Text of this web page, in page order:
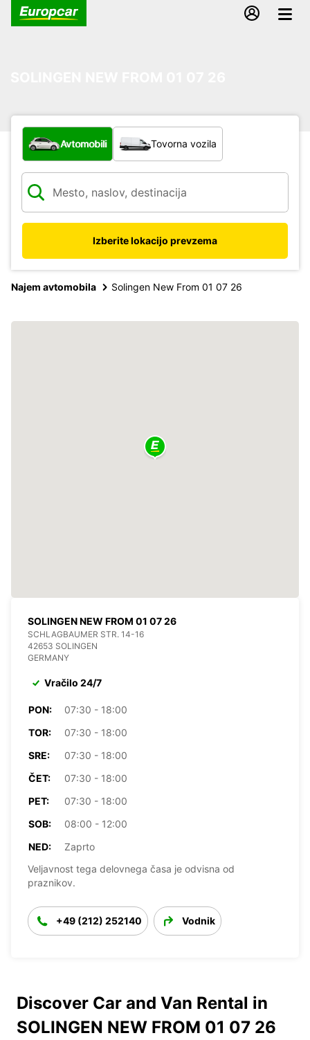
Katera vrsta vozila?
Avtomobili Tovorna vozila
Izberite lokacijo prevzema
Najem avtomobila Solingen New From 01 07 26
SOLINGEN NEW FROM 01 07 26
SCHLAGBAUMER STR. 14-16
42653 SOLINGEN
GERMANY
Vračilo 24/7
PON:
07:30 - 18:00
TOR:
07:30 - 18:00
SRE:
07:30 - 18:00
ČET:
07:30 - 18:00
PET:
07:30 - 18:00
SOB:
08:00 - 12:00
NED:
Zaprto
Veljavnost tega delovnega časa je odvisna od
praznikov.
+49 (212) 252140 Vodnik
Discover Car and Van Rental in
SOLINGEN NEW FROM 01 07 26